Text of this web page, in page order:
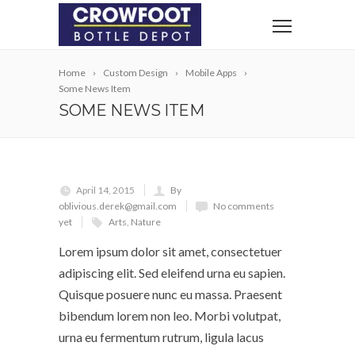
Home Custom Design
Mobile Apps
Some News Item
SOME NEWS ITEM
April 14, 2015
By
oblivious.derek@gmail.com
No comments
yet
Arts, Nature
Lorem ipsum dolor sit amet, consectetuer
adipiscing elit. Sed eleifend urna eu sapien.
Quisque posuere nunc eu massa. Praesent
bibendum lorem non leo. Morbi volutpat,
urna eu fermentum rutrum, ligula lacus